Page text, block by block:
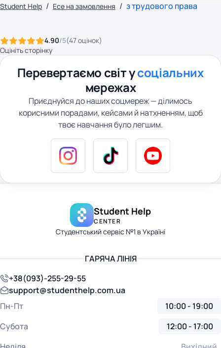
Student Help Есе на замовлення з трудового права
4.90/5(47оцінок)
Оцініть сторінку
Перевертаємо світ усоціальних
мережах
Приєднуйся до наших соцмереж — ділимось
корисними порадами, кейсами й натхненням, щоб
твоє навчання було легшим.
Student Help
CENTER
Студентський сервіс №1 в Україні
ГАРЯЧА ЛІНІЯ
+38(093)-255-29-55
support@studenthelp.com.ua
Пн-Пт
10:00 - 19:00
Субота
12:00 - 17:00